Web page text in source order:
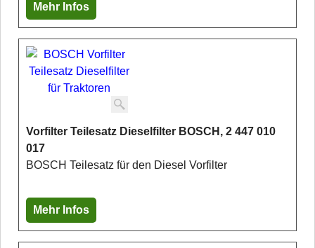
Mehr Infos
Vorfilter Teilesatz Dieselfilter BOSCH, 2 447 010
017
BOSCH Teilesatz für den Diesel Vorfilter
Mehr Infos